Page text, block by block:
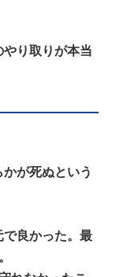
り取りが本当
が死ぬという
良かった。最